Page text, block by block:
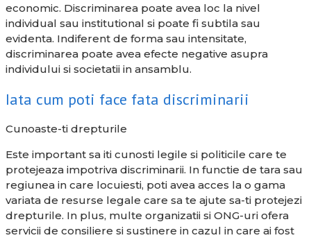
economic. Discriminarea poate avea loc la nivel
individual sau institutional si poate fi subtila sau
evidenta. Indiferent de forma sau intensitate,
discriminarea poate avea efecte negative asupra
individului si societatii in ansamblu.
Iata cum poti face fata discriminarii
Cunoaste-ti drepturile
Este important sa iti cunosti legile si politicile care te
protejeaza impotriva discriminarii. In functie de tara sau
regiunea in care locuiesti, poti avea acces la o gama
variata de resurse legale care sa te ajute sa-ti protejezi
drepturile. In plus, multe organizatii si ONG-uri ofera
servicii de consiliere si sustinere in cazul in care ai fost